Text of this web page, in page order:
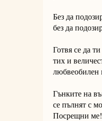
Без да
без да
Готвя се да
тих и
любвеобилен
Гънките на
се пълнят с
Посрещни ме!